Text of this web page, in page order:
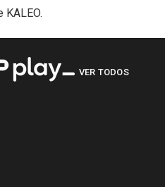
KALEO.
VER TODOS